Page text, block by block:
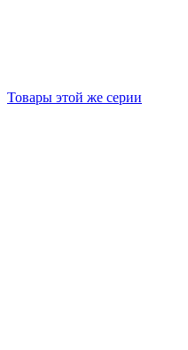
Товары этой же серии